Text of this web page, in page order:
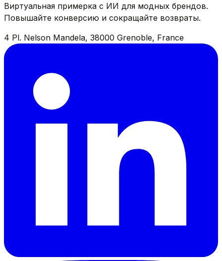
Виртуальная примерка с ИИ для модных брендов.
Повышайте конверсию и сокращайте возвраты.
4 Pl. Nelson Mandela, 38000 Grenoble, France